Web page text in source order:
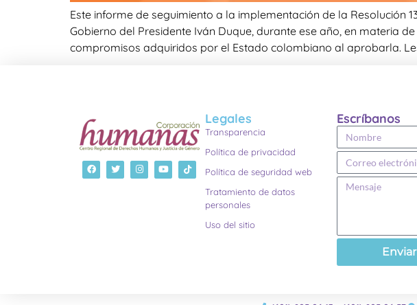
Este informe de seguimiento a la implementación de la Resolución
Gobierno del Presidente Iván Duque, durante ese año, en materia
compromisos adquiridos por el Estado colombiano al aprobarla.
Legales
Transparencia
Política de privacidad
Política de seguridad web
Tratamiento de datos
personales
Uso del sitio
Escríbanos
Enviar